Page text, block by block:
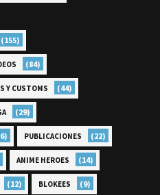
(155)
(84)
Y CUSTOMS (44)
(29)
PUBLICACIONES (22)
ANIME HEROES (14)
(12) BLOKEES (9)